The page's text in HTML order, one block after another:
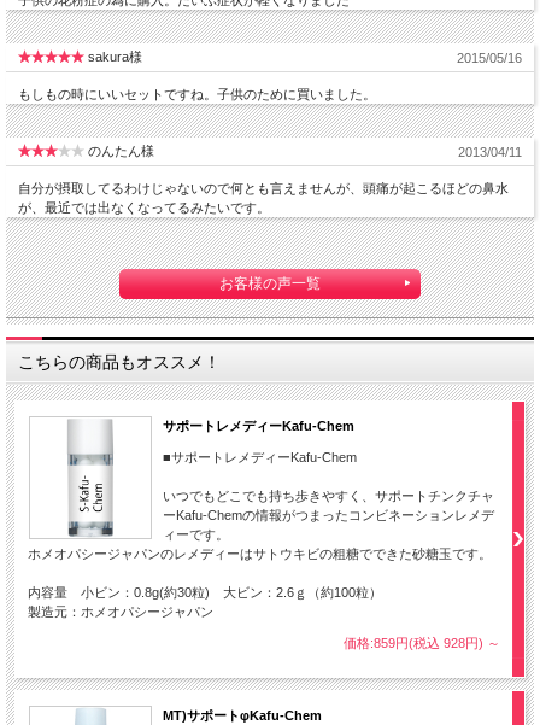
sakura様 2015/05/16
もしもの時にいいセットですね。子供のために買いました。
のんたん様 2013/04/11
自分が摂取してるわけじゃないので何とも言えませんが、頭痛が起こるほどの鼻水
が、最近では出なくなってるみたいです。
お客様の声一覧
こちらの商品もオススメ！
サポートレメディーKafu-Chem
■サポートレメディーKafu-Chem
いつでもどこでも持ち歩きやすく、サポートチンクチャ
ーKafu-Chemの情報がつまったコンビネーションレメデ
ィーです。
ホメオパシージャパンのレメディーはサトウキビの粗糖でできた砂糖玉です。
内容量 小ビン：0.8g(約30粒) 大ビン：2.6ｇ（約100粒）
製造元：ホメオパシージャパン
価格:859円(税込 928円) ～
MT)サポートφKafu-Chem